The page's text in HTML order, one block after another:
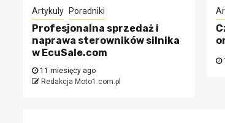
Artykuly Poradniki
Profesjonalna sprzedaż i
naprawa sterowników silnika
w EcuSale.com
11 miesięcy ago
Redakcja Moto1.com.pl